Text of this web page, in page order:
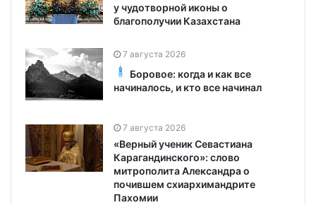
у чудотворной иконы о
благополучии Казахстана
7 августа 2026
Боровое: когда и как все
начиналось, и кто все начинал
7 августа 2026
«Верный ученик Севастиана
Карагандинского»: слово
митрополита Александра о
почившем схиархимандрите
Пахомии